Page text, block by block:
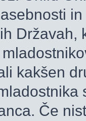
Državah,
kakšen
Če